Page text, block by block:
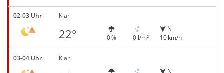
02-03 Uhr Klar
22° 0 % 0 l/m²
N
10 km/h
03-04 Uhr Klar
N